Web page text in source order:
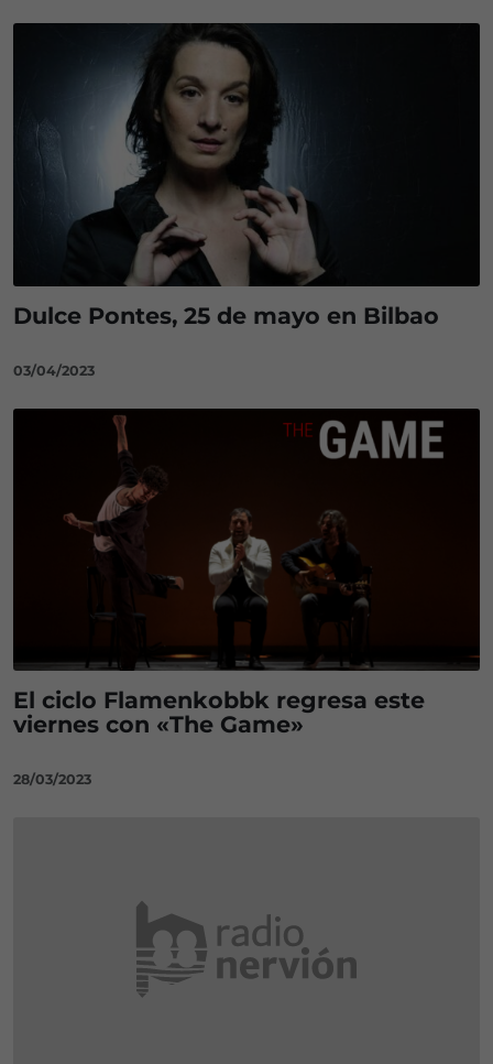
Dulce Pontes, 25 de mayo en Bilbao
03/04/2023
El ciclo Flamenkobbk regresa este
viernes con «The Game»
28/03/2023